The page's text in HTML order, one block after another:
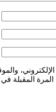
المقبلة في